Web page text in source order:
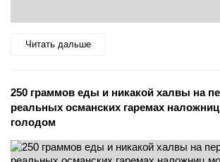
Читать дальше
250 граммов еды и никакой халвы на
реальных османских гаремах
голодом